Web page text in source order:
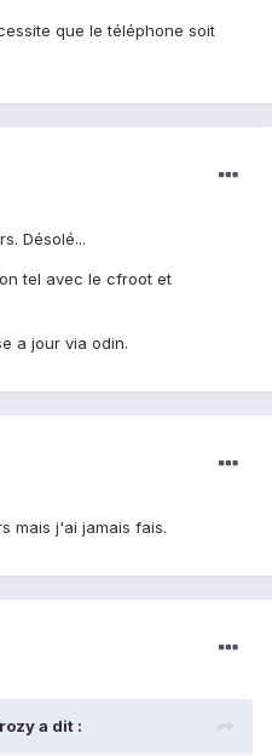
que le téléphone soit
Désolé...
tel avec le cfroot et
a jour via odin.
mais j'ai jamais fais.
a dit :